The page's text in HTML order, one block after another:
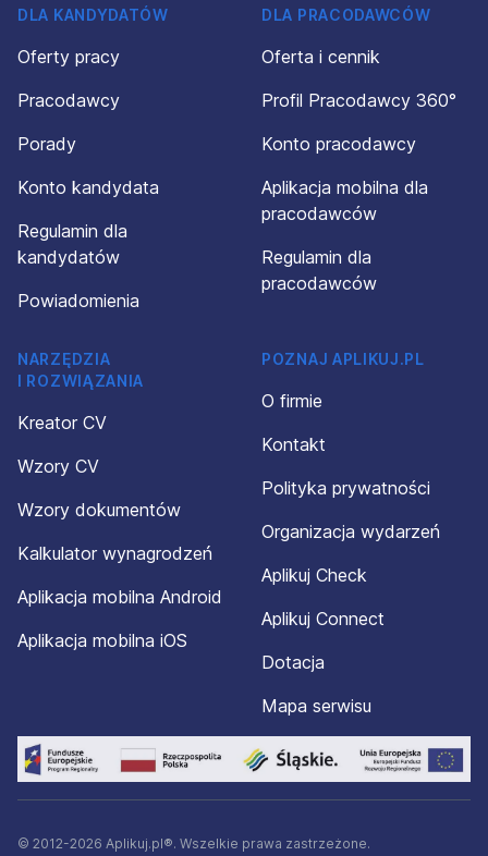
DLA KANDYDATÓW
Oferty pracy
Pracodawcy
Porady
Konto kandydata
Regulamin dla
kandydatów
Powiadomienia
DLA PRACODAWCÓW
Oferta i cennik
Profil Pracodawcy 360°
Konto pracodawcy
Aplikacja mobilna dla
pracodawców
Regulamin dla
pracodawców
NARZĘDZIA
I ROZWIĄZANIA
Kreator CV
Wzory CV
Wzory dokumentów
Kalkulator wynagrodzeń
Aplikacja mobilna Android
Aplikacja mobilna iOS
POZNAJ APLIKUJ.PL
O firmie
Kontakt
Polityka prywatności
Organizacja wydarzeń
Aplikuj Check
Aplikuj Connect
Dotacja
Mapa serwisu
© 2012-2026 Aplikuj.pl®. Wszelkie prawa zastrzeżone.